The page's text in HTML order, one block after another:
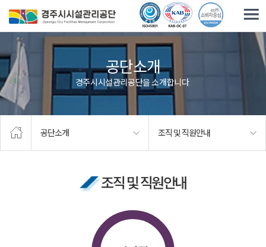
공단소개
경주시시설관리공단을 소개합니다.
공단소개 조직 및 직원안내
조직 및 직원안내